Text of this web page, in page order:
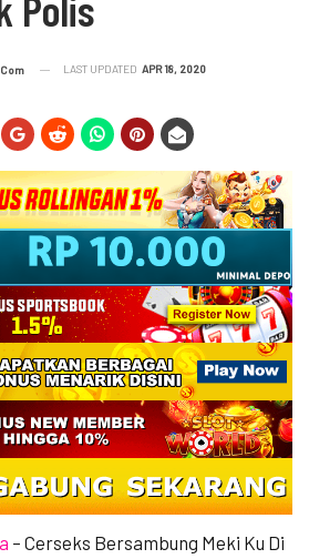
LAST UPDATED APR 18, 2020
– Cerseks Bersambung Meki Ku Di